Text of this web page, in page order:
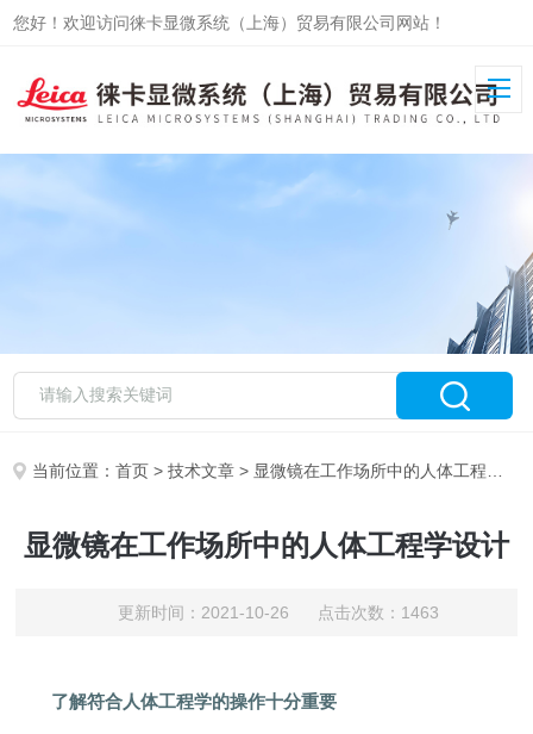
您好！欢迎访问徕卡显微系统（上海）贸易有限公司网站！
当前位置：首页 >技术文章 > 显微镜在工作场所中的人体工程学设计
显微镜在工作场所中的人体工程学设计
更新时间：2021-10-26 点击次数：1463
了解符合人体工程学的操作十分重要